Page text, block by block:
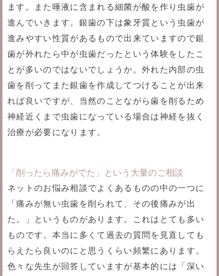
ます。また唾液に含まれる細菌が酸を作り虫歯が
進んでいきます。銀歯の下は象牙質という虫歯が
進みやすい性質があるもので出来ていますので銀
歯が外れたら中が虫歯だったという体験をしたこ
とが多いのではないでしょうか。外れた内部の虫
歯を削ってまた銀歯を作成してつけることが出来
れば良いですが、当然のことながら歯を削るため
神経近くまで虫歯になっている場合は神経を抜く
治療が必要になります。
「削ったら痛みがでた」という大量のご相談
ネットのお悩み相談でよくあるものの中の一つに
「痛みが無い虫歯を削られて、その後痛みが出
た。」というものがあります。これはとても多い
ものです。本当に多くて過去の質問を見直しても
らえたら良いのにと思うくらい頻繁にあります。
色々な先生が回答していますが基本的には「深い